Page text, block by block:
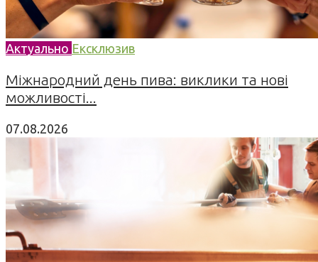
Актуально Ексклюзив
Міжнародний день пива: виклики та нові
можливості...
07.08.2026